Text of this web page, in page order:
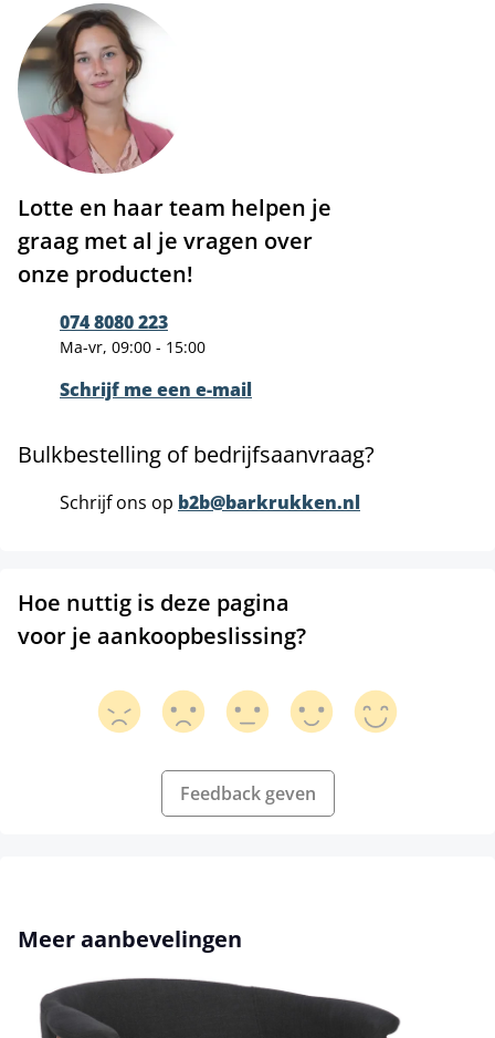
Lotte en haar team helpen je
graag met al je vragen over
onze producten!
074 8080 223
Ma-vr, 09:00 - 15:00
Schrijf me een e-mail
Bulkbestelling of bedrijfsaanvraag?
Schrijf ons op b2b@barkrukken.nl
Hoe nuttig is deze pagina
voor je aankoopbeslissing?
Feedback geven
Productgalerij overslaan
Meer aanbevelingen